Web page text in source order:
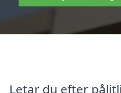
Letar du efter